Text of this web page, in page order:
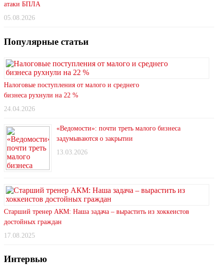
атаки БПЛА
05.08.2026
Популярные статьи
Налоговые поступления от малого и среднего
бизнеса рухнули на 22 %
24.04.2026
«Ведомости»: почти треть малого бизнеса
задумываются о закрытии
13.03.2026
Старший тренер АКМ: Наша задача – вырастить из хоккеистов
достойных граждан
17.08.2025
Интервью